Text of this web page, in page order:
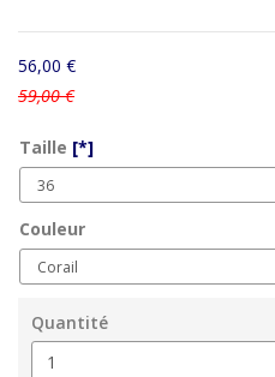
56,00 €
59,00 €
Taille [*]
Couleur
Quantité